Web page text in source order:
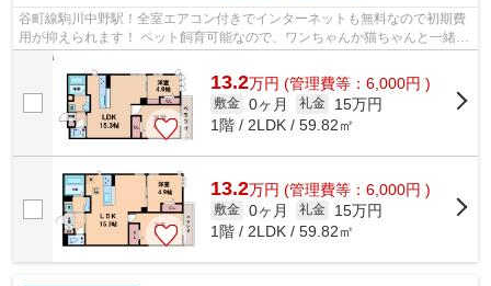
谷町線駒川中野駅！全室エアコン付きでインターネットも無料なので初期費
用が抑えられます！ ペット飼育可能なので、ワンちゃんか猫ちゃんと一緒に
過ごせます。追い焚き機能や浴室乾...
13.2万円 (管理費等：6,000円 )
敷金 0ヶ月 礼金
15万円
1階 / 2LDK / 59.82㎡
13.2万円 (管理費等：6,000円 )
敷金 0ヶ月 礼金
15万円
1階 / 2LDK / 59.82㎡